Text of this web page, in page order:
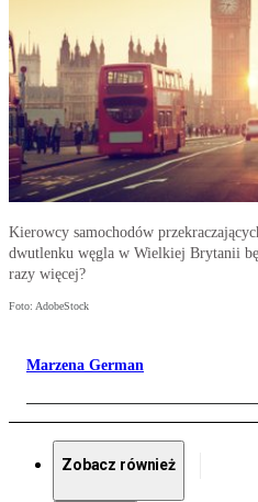
Kierowcy samochodów
dwutlenku węgla w Wielkiej Brytanii
razy więcej?
Foto: AdobeStock
Marzena German
Zobacz również